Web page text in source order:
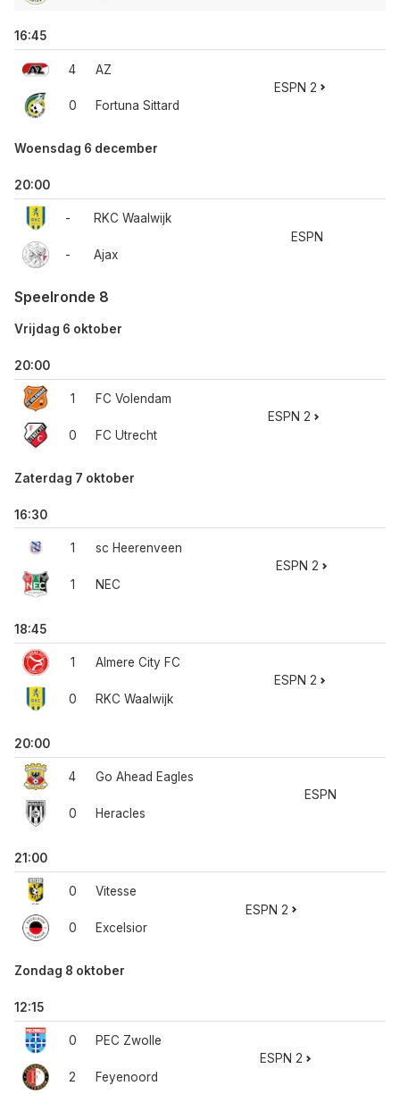
16:45
4
0
AZ
Fortuna Sittard
ESPN 2
Woensdag 6 december
20:00
-
-
RKC Waalwijk
Ajax
ESPN
Speelronde 8
Vrijdag 6 oktober
20:00
1
0
FC Volendam
FC Utrecht
ESPN 2
Zaterdag 7 oktober
16:30
1
1
sc Heerenveen
NEC
ESPN 2
18:45
1
0
Almere City FC
RKC Waalwijk
ESPN 2
20:00
4
0
Go Ahead Eagles
Heracles
ESPN
21:00
0
0
Vitesse
Excelsior
ESPN 2
Zondag 8 oktober
12:15
0
2
PEC Zwolle
Feyenoord
ESPN 2